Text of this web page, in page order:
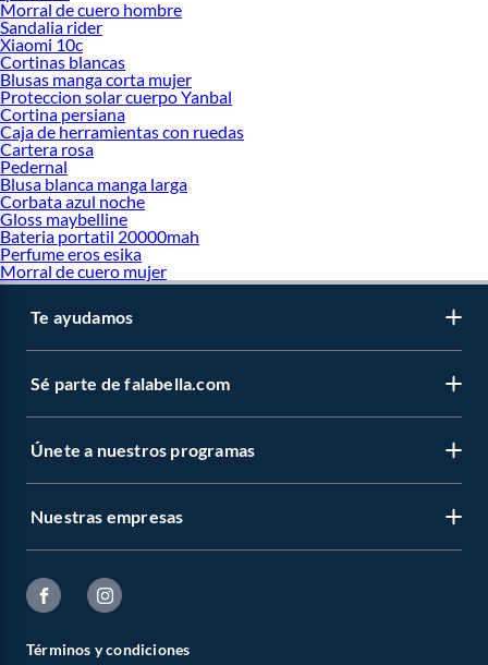
Morral de cuero hombre
Sandalia rider
Xiaomi 10c
Cortinas blancas
Blusas manga corta mujer
Proteccion solar cuerpo Yanbal
Cortina persiana
Caja de herramientas con ruedas
Cartera rosa
Pedernal
Blusa blanca manga larga
Corbata azul noche
Gloss maybelline
Bateria portatil 20000mah
Perfume eros esika
Morral de cuero mujer
Te ayudamos
Sé parte de falabella.com
Únete a nuestros programas
Nuestras empresas
Términos y condiciones